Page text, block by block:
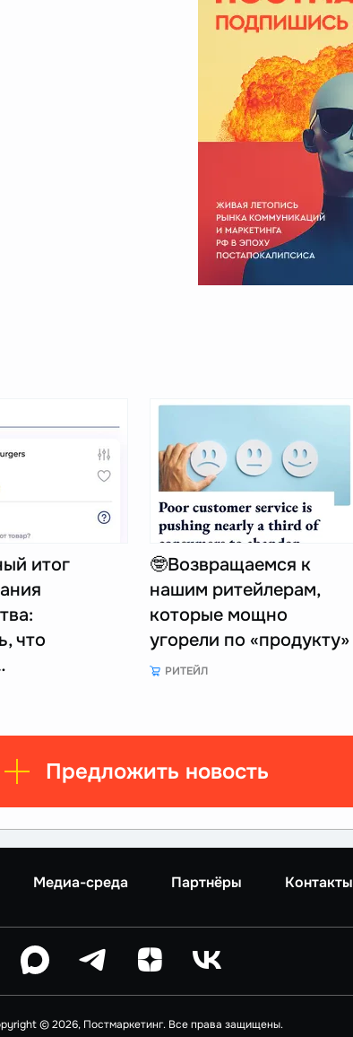
итог
что
🤓Возвращаемся к
нашим ритейлерам,
которые мощно
угорели по «продукту»
РИТЕЙЛ
Предложить новость
Медиа-среда Партнёры Контакты
© 2026, Постмаркетинг. Все права защищены.